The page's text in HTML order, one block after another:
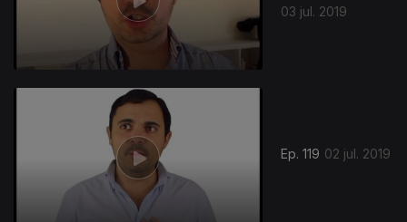
03 jul. 2019
Ep. 119 02 jul. 2019